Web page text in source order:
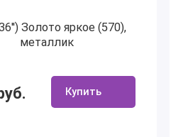
Золото яркое (570),
металлик
Купить